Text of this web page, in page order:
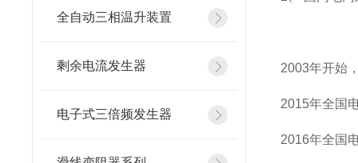
全自动三相温升装置
剩余电流发生器
电子式三倍频发生器
2003年开始
2015年全国
2016年全国